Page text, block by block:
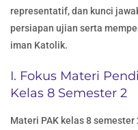
representatif, dan kunci
persiapan ujian serta
iman Katolik.
I. Fokus Materi
Kelas 8 Semester 2
Materi PAK kelas 8